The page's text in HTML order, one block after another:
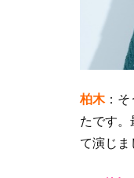
柏木：そ
たです。
て演じま